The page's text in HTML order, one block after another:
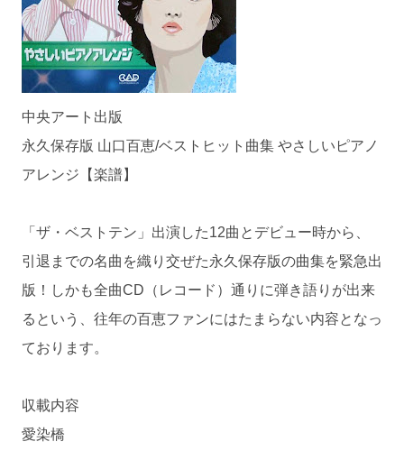
中央アート出版
永久保存版 山口百恵/ベストヒット曲集 やさしいピアノ
アレンジ【楽譜】
「ザ・ベストテン」出演した12曲とデビュー時から、
引退までの名曲を織り交ぜた永久保存版の曲集を緊急出
版！しかも全曲CD（レコード）通りに弾き語りが出来
るという、往年の百恵ファンにはたまらない内容となっ
ております。
収載内容
愛染橋